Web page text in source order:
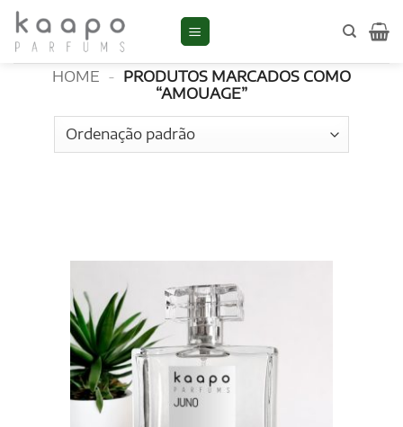
Skip
content
Amouage
HOME - PRODUTOS MARCADOS COMO
“AMOUAGE”